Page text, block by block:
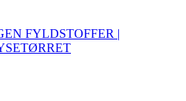
FYLDSTOFFER |